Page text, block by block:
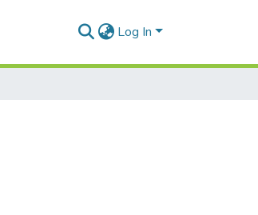
Log In